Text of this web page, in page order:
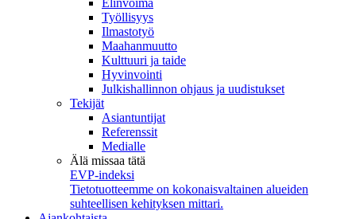
Elinvoima
Työllisyys
Ilmastotyö
Maahanmuutto
Kulttuuri ja taide
Hyvinvointi
Julkishallinnon ohjaus ja uudistukset
Tekijät
Asiantuntijat
Referenssit
Medialle
Älä missaa tätä
EVP-indeksi
Tietotuotteemme on kokonaisvaltainen alueiden
suhteellisen kehityksen mittari.